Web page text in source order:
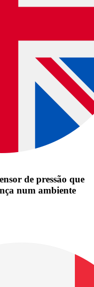
de pressão que
num ambiente